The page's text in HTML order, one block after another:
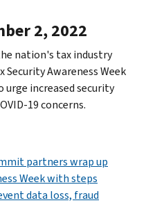
2, 2022
nation's tax industry
Security Awareness Week
urge increased security
19 concerns.
partners wrap up
Week with steps
data loss, fraud